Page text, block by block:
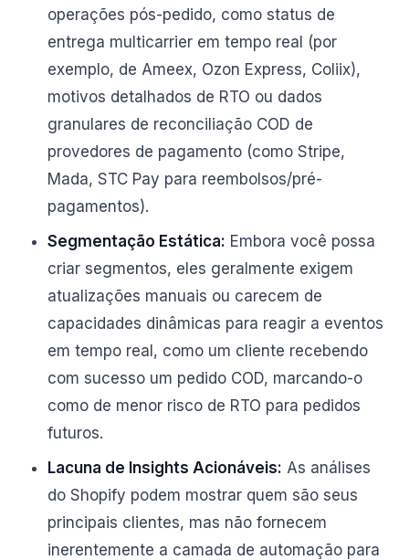
operações pós-pedido, como status de
entrega multicarrier em tempo real (por
exemplo, de Ameex, Ozon Express, Coliix),
motivos detalhados de RTO ou dados
granulares de reconciliação COD de
provedores de pagamento (como Stripe,
Mada, STC Pay para reembolsos/pré-
pagamentos).
Segmentação Estática: Embora você possa
criar segmentos, eles geralmente exigem
atualizações manuais ou carecem de
capacidades dinâmicas para reagir a eventos
em tempo real, como um cliente recebendo
com sucesso um pedido COD, marcando-o
como de menor risco de RTO para pedidos
futuros.
Lacuna de Insights Acionáveis: As análises
do Shopify podem mostrar quem são seus
principais clientes, mas não fornecem
inerentemente a camada de automação para